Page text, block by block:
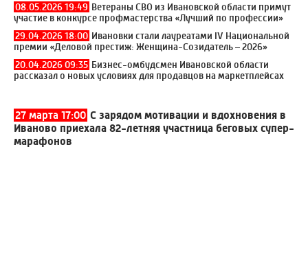
08.05.2026 19:49 Ветераны СВО из Ивановской области примут
участие в конкурсе профмастерства «Лучший по профессии»
29.04.2026 18:00 Ивановки стали лауреатами IV Национальной
премии «Деловой престиж: Женщина-Созидатель – 2026»
20.04.2026 09:35 Бизнес-омбудсмен Ивановской области
рассказал о новых условиях для продавцов на маркетплейсах
27 марта 17:00 С зарядом мотивации и вдохновения в
Иваново приехала 82-летняя участница беговых супер-
марафонов